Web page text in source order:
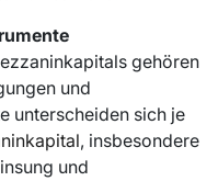
gehören
und
unterscheiden sich je
, insbesondere
und